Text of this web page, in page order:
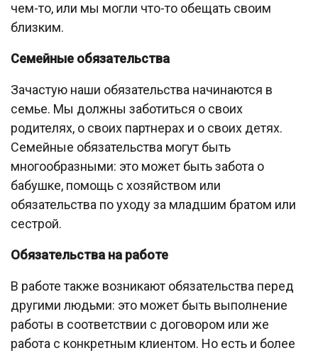
чем-то, или мы могли что-то обещать своим
близким.
Семейные обязательства
Зачастую наши обязательства начинаются в
семье. Мы должны заботиться о своих
родителях, о своих партнерах и о своих детях.
Семейные обязательства могут быть
многообразными: это может быть забота о
бабушке, помощь с хозяйством или
обязательства по уходу за младшим братом или
сестрой.
Обязательства на работе
В работе также возникают обязательства перед
другими людьми: это может быть выполнение
работы в соответствии с договором или же
работа с конкретным клиентом. Но есть и более